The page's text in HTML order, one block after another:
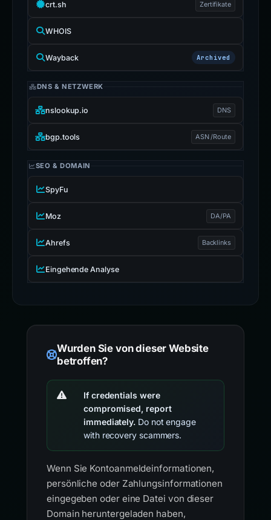
crt.sh Zertifikate
WHOIS
Wayback Archived
DNS & NETZWERK
nslookup.io DNS
bgp.tools ASN /Route
SEO & DOMAIN
SpyFu
Moz DA/PA
Ahrefs Backlinks
Eingehende Analyse
Wurden Sie von dieser Website
betroffen?
If credentials were
compromised, report
immediately. Do not engage
with recovery scammers.
Wenn Sie Kontoanmeldeinformationen,
persönliche oder Zahlungsinformationen
eingegeben oder eine Datei von dieser
Domain heruntergeladen haben,